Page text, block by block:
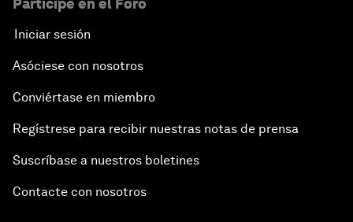
Participe en el Foro
Iniciar sesión
Asóciese con nosotros
Conviértase en miembro
Regístrese para recibir nuestras notas de prensa
Suscríbase a nuestros boletines
Contacte con nosotros